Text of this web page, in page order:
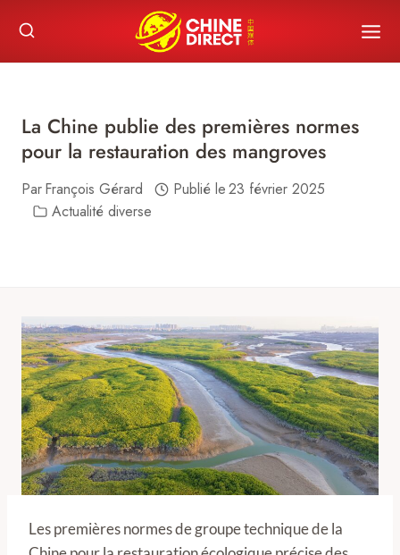
content
La Chine publie des premières normes
pour la restauration des mangroves
ParFrançois Gérard Publié le23 février 2025
Actualité diverse
Les premières normes de groupe technique de la